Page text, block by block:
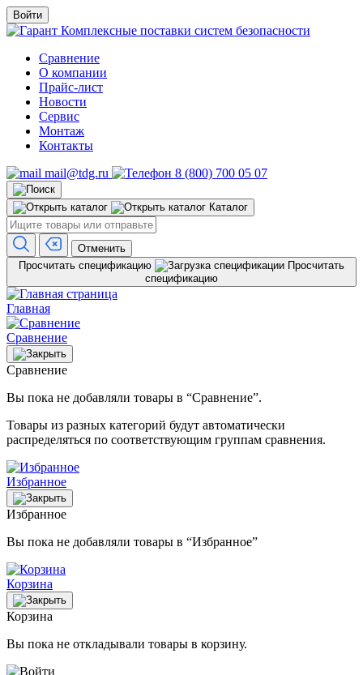
Войти
Комплексные поставки систем безопасности
Сравнение
О компании
Прайс-лист
Новости
Сервис
Монтаж
Контакты
mail@tdg.ru
8 (800) 700 05 07
Каталог
Отменить
Просчитать спецификацию
Просчитать
спецификацию
Главная
Сравнение
Сравнение
Вы пока не добавляли товары в “Сравнение”.
Товары из разных категорий будут автоматически
распределяться по соответствующим группам сравнения.
Избранное
Избранное
Вы пока не добавляли товары в “Избранное”
Корзина
Корзина
Вы пока не откладывали товары в корзину.